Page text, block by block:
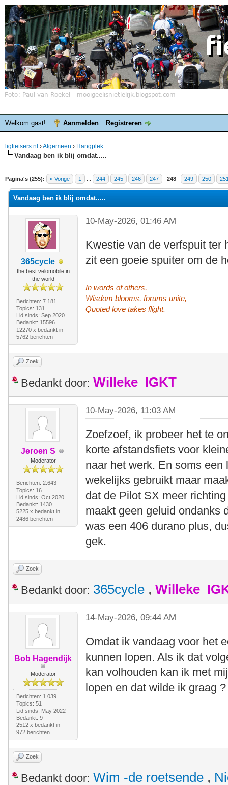
Welkom gast! Aanmelden Registreren
ligfietsers.nl ›Algemeen › Hangplek
Vandaag ben ik blij omdat.....
Pagina's (255): « Vorige 1 244 245 246 247 248 249 250
waardering is 4.25
Vandaag ben ik blij omdat.....
365cycle
the best velomobile in
the world
Berichten: 7.181
Topics: 131
Lid sinds: Sep 2020
Bedankt: 15596
12270 x bedankt in
5762 berichten
10-May-2026, 01:46 AM
Kwestie van de verfspuit ter
zit een goeie spuiter om de
In words of others,
Wisdom blooms, forums unite,
Quoted love takes flight.
Zoek
Bedankt door: Willeke_IGKT
Jeroen S
Moderator
Berichten: 2.643
Topics: 16
Lid sinds: Oct 2020
Bedankt: 1430
5225 x bedankt in
2486 berichten
10-May-2026, 11:03 AM
Zoefzoef, ik probeer het te
korte afstandsfiets voor
naar het werk. En soms
wekelijks gebruikt maar
dat de Pilot SX meer
maakt geen geluid ondanks
was een 406 durano plus,
gek.
Zoek
Bedankt door: 365cycle ,
Bob Hagendijk
Moderator
Berichten: 1.039
Topics: 51
Lid sinds: May 2022
Bedankt: 9
2512 x bedankt in
972 berichten
14-May-2026, 09:44 AM
Omdat ik vandaag voor het
kunnen lopen. Als ik dat
kan volhouden kan ik met
lopen en dat wilde ik graag ?
Zoek
Bedankt door: Wim -de roetsende ,